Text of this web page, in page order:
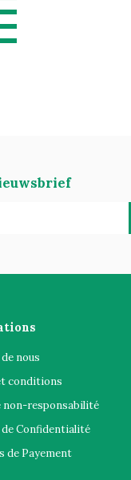
nous
conditions
non-responsabilité
Confidentialité
de Payement